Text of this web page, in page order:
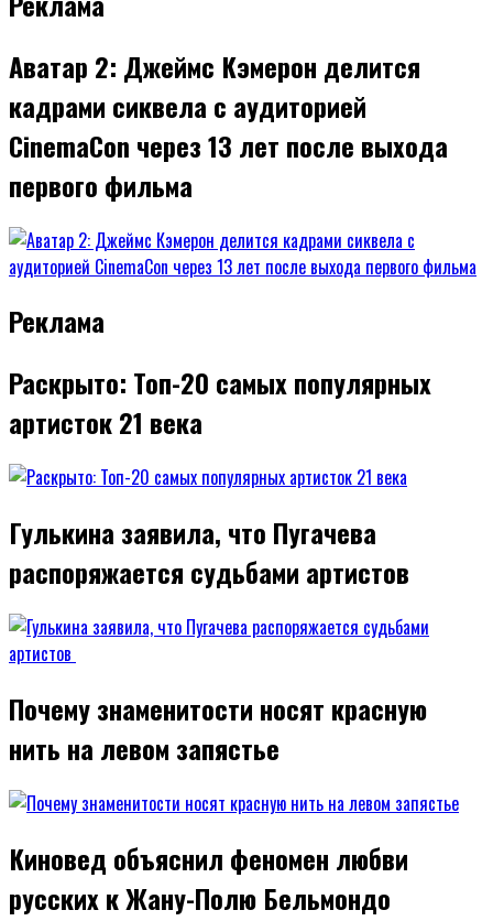
Аватар 2: Джеймс Кэмерон делится
кадрами сиквела с аудиторией
CinemaCon через 13 лет после выхода
первого фильма
Реклама
Раскрыто: Топ-20 самых популярных
артисток 21 века
Гулькина заявила, что Пугачева
распоряжается судьбами артистов
Почему знаменитости носят красную
нить на левом запястье
Киновед объяснил феномен любви
русских к Жану-Полю Бельмондо